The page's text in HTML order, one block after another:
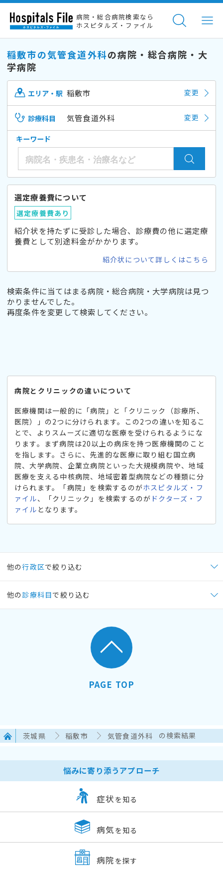
病院・総合病院検索なら
ホスピタルズ・ファイル
稲敷市の気管食道外科の病院・総合病院・大
学病院
エリア・駅 稲敷市 変更
診療科目 気管食道外科 変更
キーワード
選定療養費について
選定療養費あり
紹介状を持たずに受診した場合、診療費の他に選定療
養費として別途料金がかかります。
紹介状について詳しくはこちら
検索条件に当てはまる病院・総合病院・大学病院は見つ
かりませんでした。
再度条件を変更して検索してください。
病院とクリニックの違いについて
医療機関は一般的に「病院」と「クリニック（診療所、
医院）」の2つに分けられます。この2つの違いを知るこ
とで、よりスムーズに適切な医療を受けられるようにな
ります。まず病院は20以上の病床を持つ医療機関のこと
を指します。さらに、先進的な医療に取り組む国立病
院、大学病院、企業立病院といった大規模病院や、地域
医療を支える中核病院、地域密着型病院などの種類に分
けられます。「病院」を検索するのがホスピタルズ・フ
ァイル、「クリニック」を検索するのが ドクターズ・フ
ァイル となります。
他の行政区で絞り込む
他の 診療科目で絞り込む
PAGE TOP
茨城県 稲敷市 気管食道外科 の検索結果
悩みに寄り添うアプローチ
症状 を知る
病気 を知る
病院 を探す